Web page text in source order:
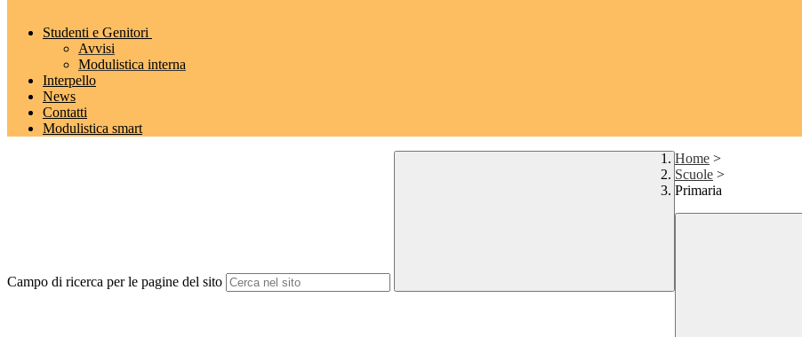
Studenti e Genitori
Avvisi
Modulistica interna
Interpello
News
Contatti
Modulistica smart
Campo di ricerca per le pagine del sito
Home >
Scuole >
Primaria